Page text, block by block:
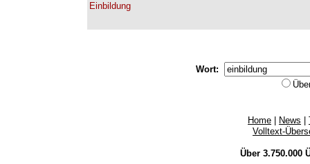
Einbildung
Wort:
Home News
Volltext-
Über 3.750.000